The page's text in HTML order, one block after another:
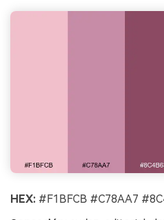
HEX: #F1BFCB #C78AA7